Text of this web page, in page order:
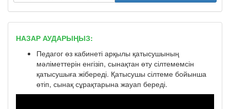
НАЗАР АУДАРЫҢЫЗ:
Педагог өз кабинеті арқылы қатысушының
мәліметтерін енгізіп, сынақтан өту сілтемемсін
қатысушыға жібереді. Қатысушы сілтеме бойынша
өтіп, сынақ сұрақтарына жауап береді.